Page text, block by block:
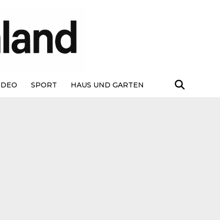
SPORT HAUS UND GARTEN